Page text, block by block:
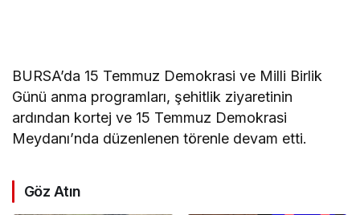
BURSA’da 15 Temmuz Demokrasi ve Milli Birlik
Günü anma programları, şehitlik ziyaretinin
ardından kortej ve 15 Temmuz Demokrasi
Meydanı’nda düzenlenen törenle devam etti.
Göz Atın